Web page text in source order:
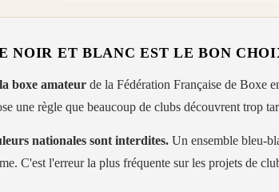
NOIR ET BLANC EST LE BON
boxe amateur de la Fédération Française de Boxe
une règle que beaucoup de clubs découvrent trop
nationales sont interdites. Un ensemble bleu-
C'est l'erreur la plus fréquente sur les projets de